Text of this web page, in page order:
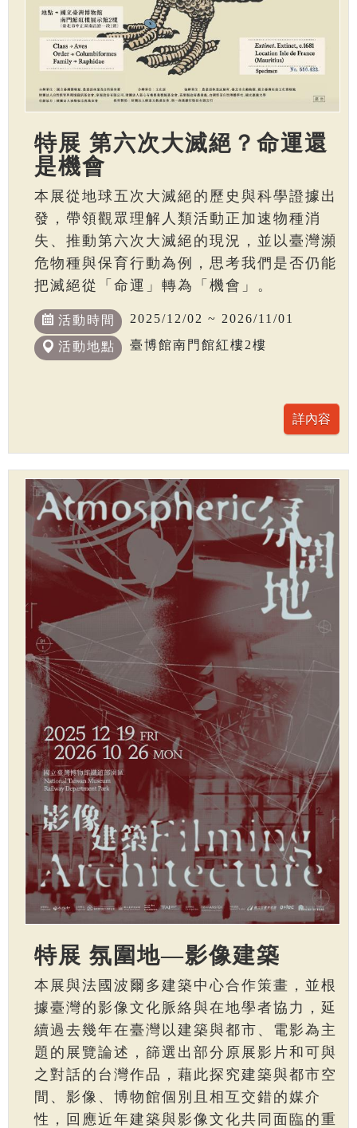
特展 第六次大滅絕？命運還
是機會
本展從地球五次大滅絕的歷史與科學證據出
發，帶領觀眾理解人類活動正加速物種消
失、推動第六次大滅絕的現況，並以臺灣瀕
危物種與保育行動為例，思考我們是否仍能
把滅絕從「命運」轉為「機會」。
活動時間 2025/12/02 ~ 2026/11/01
活動地點 臺博館南門館紅樓2樓
特展 氛圍地—影像建築
本展與法國波爾多建築中心合作策畫，並根
據臺灣的影像文化脈絡與在地學者協力，延
續過去幾年在臺灣以建築與都市、電影為主
題的展覽論述，篩選出部分原展影片和可與
之對話的台灣作品，藉此探究建築與都市空
間、影像、博物館個別且相互交錯的媒介
性，回應近年建築與影像文化共同面臨的重